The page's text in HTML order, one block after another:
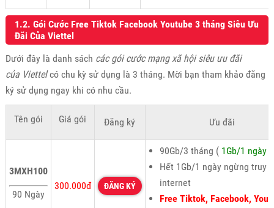
1.2. Gói Cước Free Tiktok Facebook Youtube 3 tháng Siêu Ưu
Đãi Của Viettel
Dưới đây là danh sách các gói cước mạng xã hội siêu ưu đãi
của Viettelcó chu kỳ sử dụng là 3 tháng. Mời bạn tham khảo đăng
ký sử dụng ngay khi có nhu cầu.
Tên gói Giá gói Đăng ký Ưu đãi
3MXH100
90 Ngày
300.000đ ĐĂNG KÝ
90Gb/3 tháng ( 1Gb/1 ngày)
Hết 1Gb/1 ngày ngừng truy
internet
Free Tiktok, Facebook,